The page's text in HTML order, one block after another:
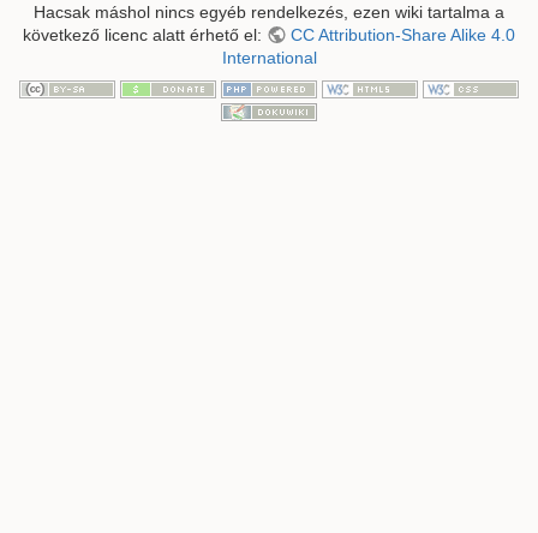
Hacsak máshol nincs egyéb rendelkezés, ezen wiki tartalma a
következő licenc alatt érhető el:
CC Attribution-Share Alike 4.0
International